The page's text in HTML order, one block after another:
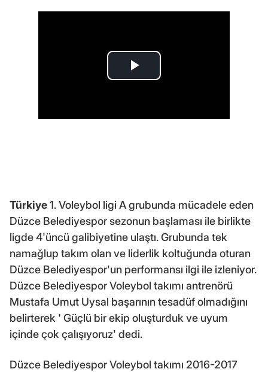
Türkiye1. Voleybol ligi A grubunda mücadele eden
Düzce Belediyespor sezonun başlaması ile birlikte
ligde 4'üncü galibiyetine ulaştı. Grubunda tek
namağlup takım olan ve liderlik koltuğunda oturan
Düzce Belediyespor'un performansı ilgi ile izleniyor.
Düzce Belediyespor Voleybol takımı antrenörü
Mustafa Umut Uysal başarının tesadüf olmadığını
belirterek ' Güçlü bir ekip oluşturduk ve uyum
içinde çok çalışıyoruz' dedi.
Düzce Belediyespor Voleybol takımı 2016-2017